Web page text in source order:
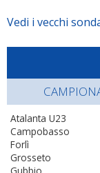
Vedi i vecchi
Atalanta U23
Campobasso
Forlì
Grosseto